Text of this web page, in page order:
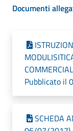
Documenti
Pubblicato il
SCHEDA